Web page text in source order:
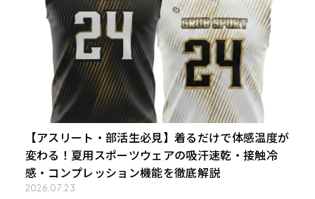
【アスリート・部活生必見】着るだけで体感温度が
変わる！夏用スポーツウェアの吸汗速乾・接触冷
感・コンプレッション機能を徹底解説
2026.07.23